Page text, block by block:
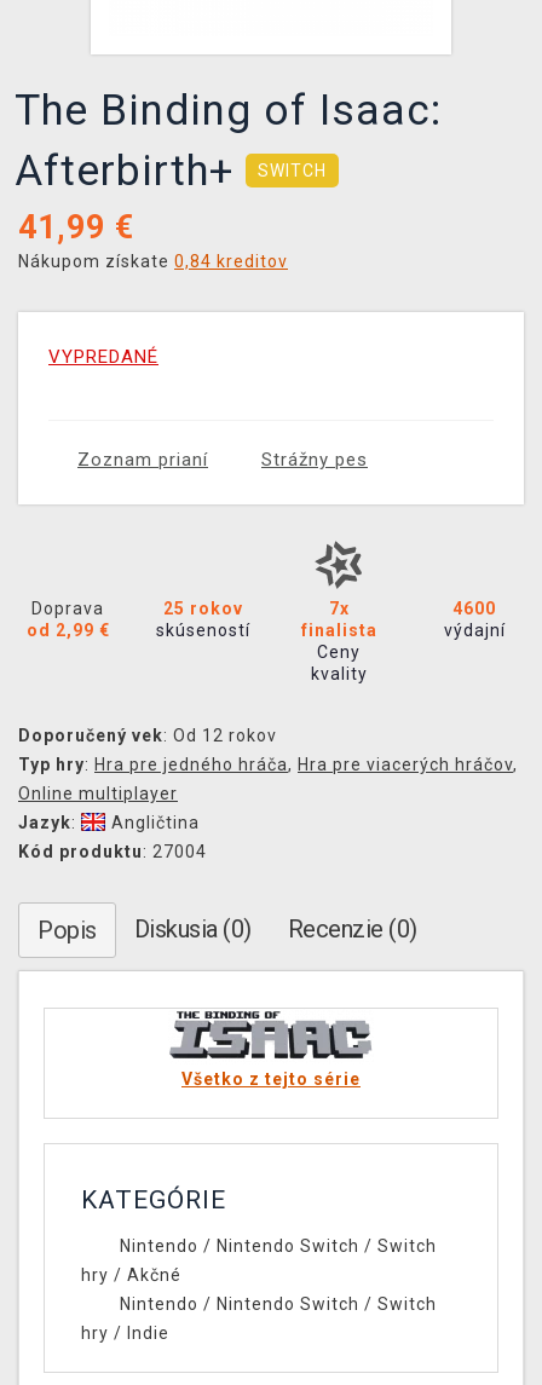
The Binding of Isaac:
Afterbirth+
SWITCH
41,99 €
Nákupom získate 0,84 kreditov
VYPREDANÉ
Zoznam prianí Strážny pes
Doprava
od 2,99 €
25 rokov
skúseností
7x
finalista
Ceny
kvality
4600
výdajní
Doporučený vek: Od 12 rokov
Typ hry: Hra pre jedného hráča, Hra pre viacerých hráčov,
Online multiplayer
Jazyk:
Angličtina
Kód produktu: 27004
Popis Diskusia (0) Recenzie (0)
Všetko z tejto série
KATEGÓRIE
Nintendo / Nintendo Switch / Switch
hry / Akčné
Nintendo / Nintendo Switch / Switch
hry / Indie